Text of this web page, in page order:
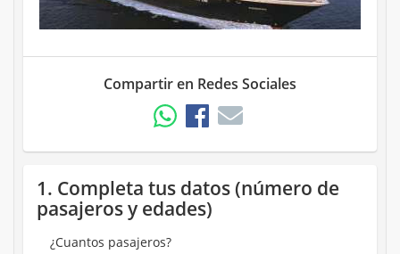
Compartir en Redes Sociales
1. Completa tus datos (número de
pasajeros y edades)
¿Cuantos pasajeros?